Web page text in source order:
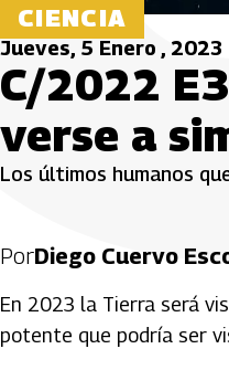
CIENCIA
Jueves, 5 Enero , 2023
C/2022
verse a
Los últimos humanos
PorDiego Cuervo
En 2023 la Tierra será
potente que podría ser